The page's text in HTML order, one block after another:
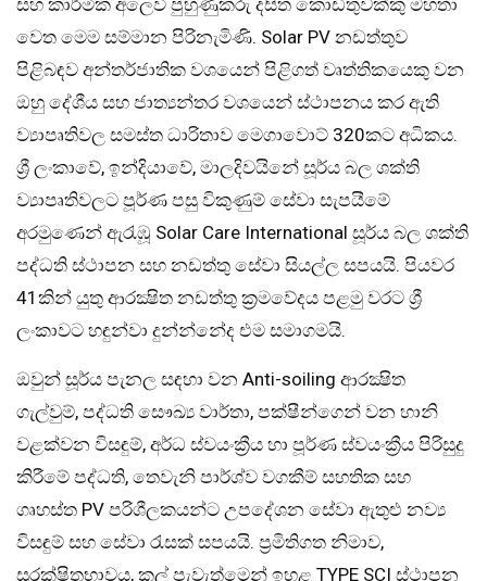
වෙත මෙම සම්මාන පිරිනැමිණි. Solar PV නඩත්තුව
පිළිබඳව අන්තර්ජාතික වශයෙන් පිළිගත් වෘත්තිකයෙකු වන
ඔහු දේශීය සහ ජාත්‍යන්තර වශයෙන් ස්ථාපනය කර ඇති
ව්‍යාපෘතිවල සමස්ත ධාරිතාව මෙගාවොට් 320කට අධිකය.
ශ්‍රී ලංකාවේ, ඉන්දියාවේ, මාලදිවයිනේ සූර්ය බල ශක්ති
ව්‍යාපෘතිවලට පූර්ණ පසු විකුණුම් සේවා සැපයීමේ
අරමුණෙන් ඇරැඹූ Solar Care International සූර්ය බල ශක්ති
පද්ධති ස්ථාපන සහ නඩත්තු සේවා සියල්ල සපයයි. පියවර
41කින් යුතු ආරක්‍ෂිත නඩත්තු ක්‍රමවේදය පළමු වරට ශ්‍රී
ලංකාවට හඳුන්වා දුන්න්නේද එම සමාගමයි.
ඔවුන් සූර්ය පැනල සඳහා වන Anti-soiling ආරක්‍ෂිත
ගැල්වුම්, පද්ධති සෞඛ්‍ය වාර්තා, පක්ෂීන්ගෙන් වන හානි
වළක්වන විසඳුම්, අර්ධ ස්වයංක්‍රීය හා පූර්ණ ස්වයංක්‍රීය පිරිසුදු
කිරීමේ පද්ධති, තෙවැනි පාර්ශ්ව වගකීම් සහතික සහ
ගෘහස්ත PV පරිශීලකයන්ට උපදේශන සේවා ඇතුළු නව්‍ය
විසඳුම් සහ සේවා රැසක් සපයයි. ප්‍රමිතිගත නිමාව,
සුරක්ෂිතභාවය, කල් පැවැත්මෙන් ඉහළ TYPE SCI ස්ථාපන